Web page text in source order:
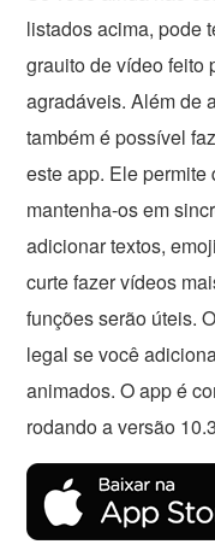
listados acima, pode
grauito de vídeo feito
agradáveis. Além de
também é possível
este app. Ele
mantenha-os em
adicionar textos,
curte fazer vídeos
funções serão úteis.
legal se você
animados. O app é
rodando a versão